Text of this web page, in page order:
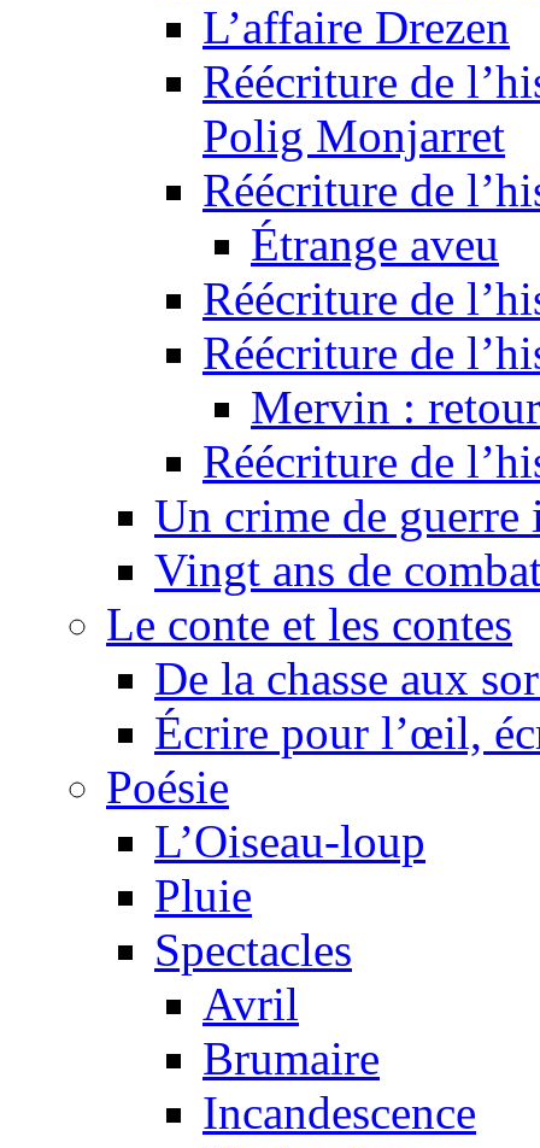
L’affaire Drezen
Réécriture de
Polig Monjarret
Réécriture de
Étrange aveu
Réécriture de
Réécriture de
Mervin :
Réécriture de
Un crime de guerre
Vingt ans de
Le conte et les contes
De la chasse aux
Écrire pour l’œil,
Poésie
L’Oiseau-loup
Pluie
Spectacles
Avril
Brumaire
Incandescence